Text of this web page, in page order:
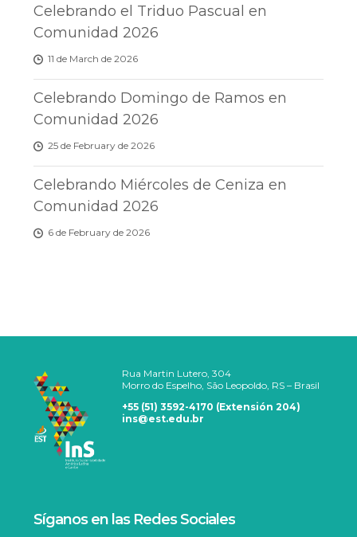
Celebrando el Triduo Pascual en
Comunidad 2026
11 de March de 2026
Celebrando Domingo de Ramos en
Comunidad 2026
25 de February de 2026
Celebrando Miércoles de Ceniza en
Comunidad 2026
6 de February de 2026
Rua Martin Lutero, 304
Morro do Espelho, São Leopoldo, RS – Brasil
+55 (51) 3592-4170 (Extensión 204)
ins@est.edu.br
Síganos en las Redes Sociales